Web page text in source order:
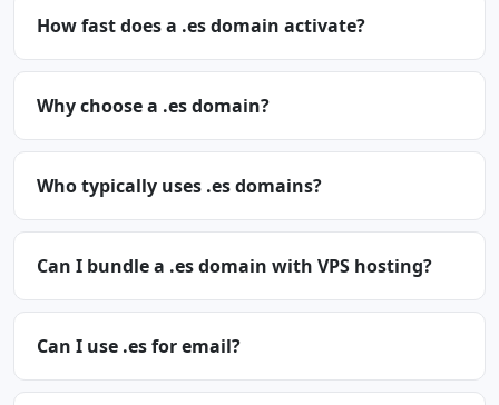
How fast does a .es domain activate?
Why choose a .es domain?
Who typically uses .es domains?
Can I bundle a .es domain with VPS hosting?
Can I use .es for email?